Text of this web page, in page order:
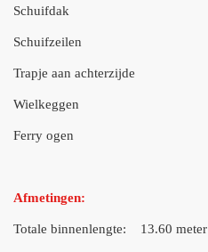
Schuifdak
Schuifzeilen
Trapje aan achterzijde
Wielkeggen
Ferry ogen
Afmetingen:
Totale binnenlengte: 13.60 meter